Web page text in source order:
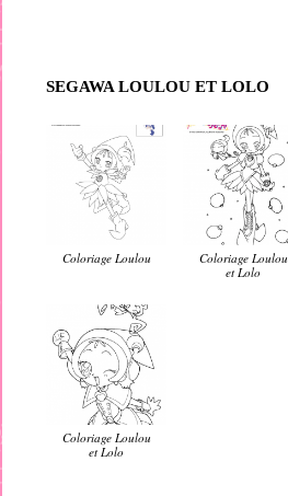
SEGAWA LOULOU ET LOLO
Coloriage Loulou
Coloriage Loulou
et Lolo
Coloriage Loulou
et Lolo